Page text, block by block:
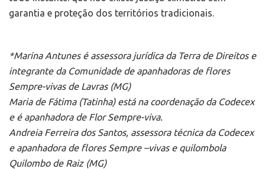
garantia e proteção dos territórios tradicionais.
*Marina Antunes é assessora jurídica da Terra de Direitos e
integrante da Comunidade de apanhadoras de flores
Sempre-vivas de Lavras (MG)
Maria de Fátima (Tatinha) está na coordenação da Codecex
e é apanhadora de Flor Sempre-viva.
Andreia Ferreira dos Santos, assessora técnica da Codecex
e apanhadora de flores Sempre –vivas e quilombola
Quilombo de Raiz (MG)